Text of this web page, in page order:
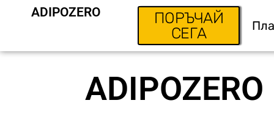
ADIPOZERO
ПОРЪЧАЙ
СЕГА
ADIPOZERO